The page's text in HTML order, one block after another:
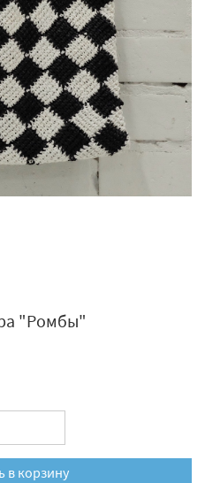
"Ромбы"
в корзину